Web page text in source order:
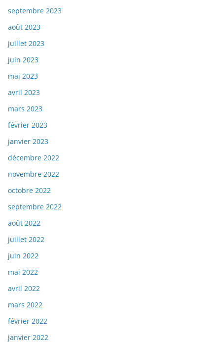
septembre 2023
août 2023
juillet 2023
juin 2023
mai 2023
avril 2023
mars 2023
février 2023
janvier 2023
décembre 2022
novembre 2022
octobre 2022
septembre 2022
août 2022
juillet 2022
juin 2022
mai 2022
avril 2022
mars 2022
février 2022
janvier 2022